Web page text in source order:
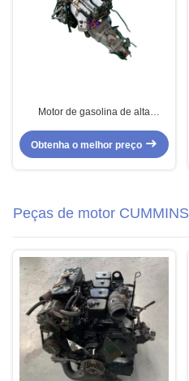
Motor de gasolina de alta
mão para Mitsubishi em estado
original de montagem do motor
Obtenha o melhor preço
Peças de motor CUMMINS